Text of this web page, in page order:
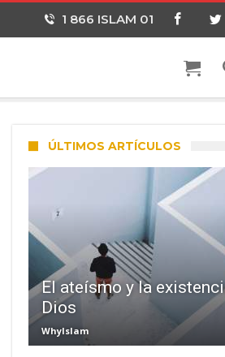
1 866 ISLAM 01
ÚLTIMOS ARTÍCULOS
El ateísmo y la
Dios
WhyIslam